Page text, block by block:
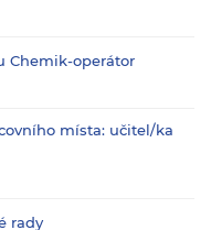
Chemik-operátor
místa: učitel/ka
rady